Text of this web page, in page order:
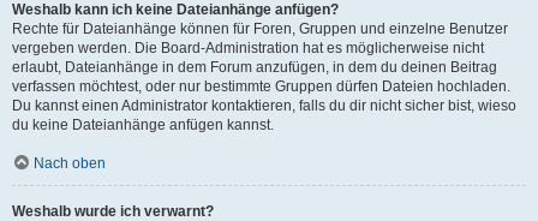
Weshalb kann ich keine Dateianhänge anfügen?
Rechte für Dateianhänge können für Foren, Gruppen und einzelne Benutzer
vergeben werden. Die Board-Administration hat es möglicherweise nicht
erlaubt, Dateianhänge in dem Forum anzufügen, in dem du deinen Beitrag
verfassen möchtest, oder nur bestimmte Gruppen dürfen Dateien hochladen.
Du kannst einen Administrator kontaktieren, falls du dir nicht sicher bist, wieso
du keine Dateianhänge anfügen kannst.
Nach oben
Weshalb wurde ich verwarnt?